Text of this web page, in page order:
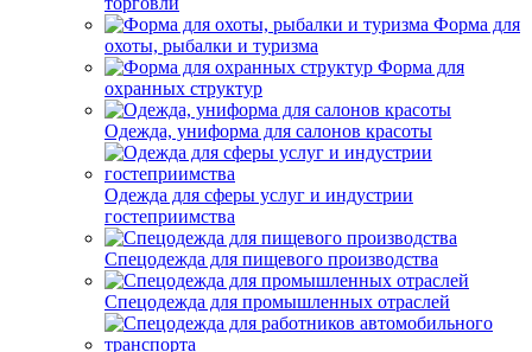
Форма для
охоты, рыбалки и туризма
Форма для
охранных структур
Одежда, униформа для салонов красоты
Одежда для сферы услуг и индустрии
гостеприимства
Спецодежда для пищевого производства
Спецодежда для промышленных отраслей